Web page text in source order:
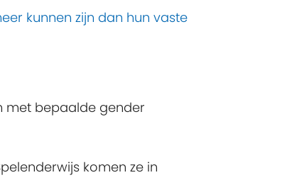
kunnen zijn dan hun vaste
met bepaalde gender
komen ze in